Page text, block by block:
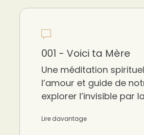
001 - Voici ta Mère
Une méditation
l’amour et guide de
explorer l’invisible par
Lire davantage